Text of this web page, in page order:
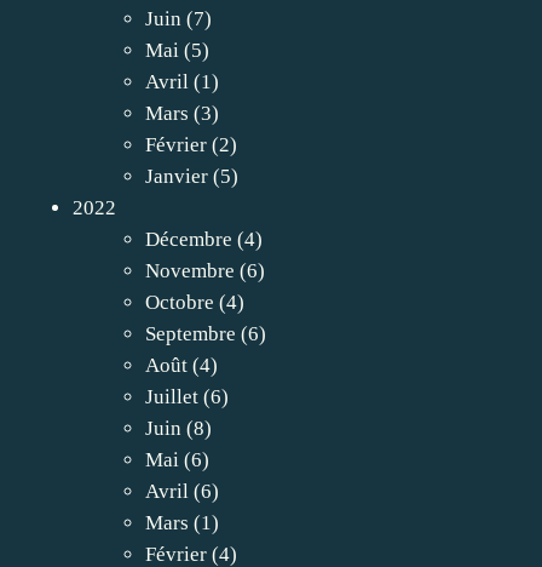
Juin (7)
Mai (5)
Avril (1)
Mars (3)
Février (2)
Janvier (5)
2022
Décembre (4)
Novembre (6)
Octobre (4)
Septembre (6)
Août (4)
Juillet (6)
Juin (8)
Mai (6)
Avril (6)
Mars (1)
Février (4)